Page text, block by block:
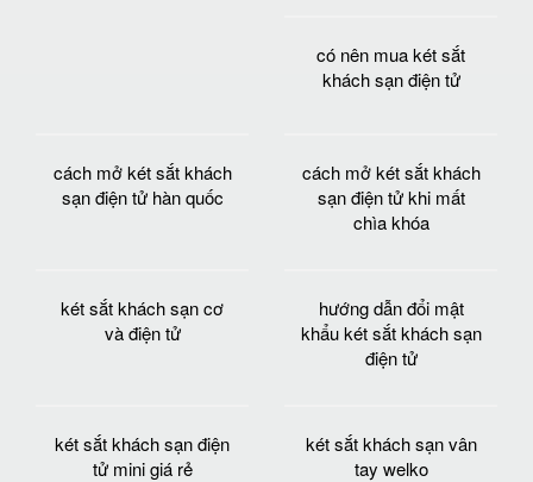
có nên mua két sắt
khách sạn điện tử
cách mở két sắt khách
sạn điện tử hàn quốc
cách mở két sắt khách
sạn điện tử khi mất
chìa khóa
két sắt khách sạn cơ
và điện tử
hướng dẫn đổi mật
khẩu két sắt khách sạn
điện tử
két sắt khách sạn điện
tử mini giá rẻ
két sắt khách sạn vân
tay welko